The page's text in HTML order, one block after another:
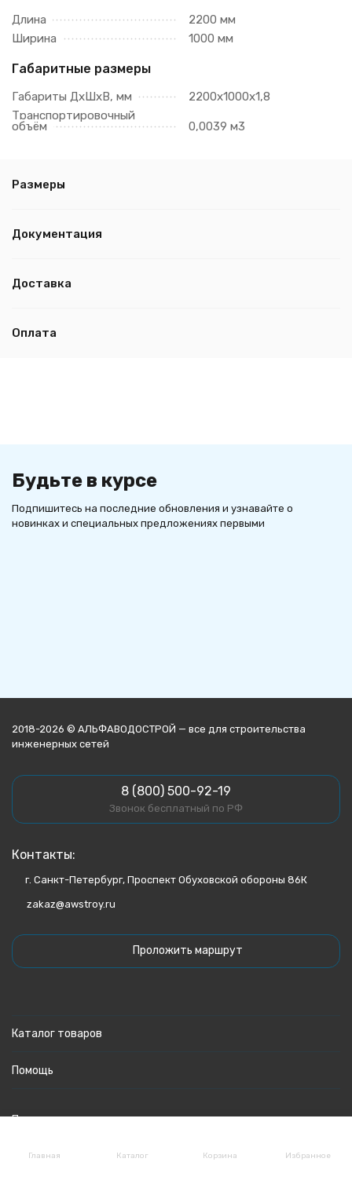
Длина
2200 мм
Ширина
1000 мм
Габаритные размеры
Габариты ДхШхВ, мм
2200х1000х1,8
Транспортировочный
объём 0,0039 м3
Размеры
Документация
Доставка
Оплата
Будьте в курсе
Подпишитесь на последние обновления и узнавайте о
новинках и специальных предложениях первыми
Главная Каталог Корзина Избранное
2018-2026 © АЛЬФАВОДОСТРОЙ — все для строительства
инженерных сетей
8 (800) 500-92-19
Звонок бесплатный по РФ
Контакты:
г. Санкт-Петербург, Проспект Обуховской обороны 86К
zakaz@awstroy.ru
Проложить маршрут
Каталог товаров
Помощь
Политика персональных данных